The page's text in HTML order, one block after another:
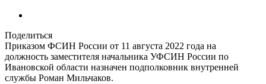
Поделиться
Приказом ФСИН России от 11 августа 2022 года на
должность заместителя начальника УФСИН России по
Ивановской области назначен подполковник внутренней
службы Роман Мильчаков.